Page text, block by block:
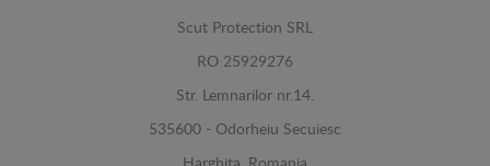
Scut Protection SRL
RO 25929276
Str. Lemnarilor nr.14.
535600 - Odorheiu Secuiesc